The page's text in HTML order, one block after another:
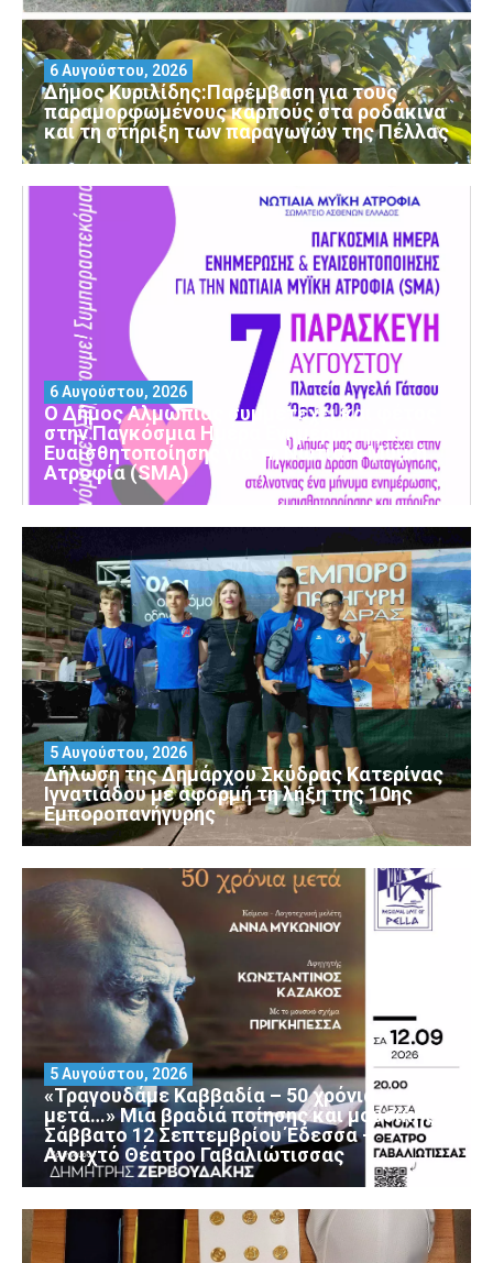
Δήμος Κυριλίδης:Παρέμβαση για τους
παραμορφωμένους καρπούς στα ροδάκινα
και τη στήριξη των παραγωγών της Πέλλας
6 Αυγούστου, 2026
Ο Δήμος Αλμωπίας συμμετέχει και φέτος
στην Παγκόσμια Ημέρα Ενημέρωσης και
Ευαισθητοποίησης για τη Νωτιαία Μυϊκή
Ατροφία (SMA)
6 Αυγούστου, 2026
Δήλωση της Δημάρχου Σκύδρας Κατερίνας
Ιγνατιάδου με αφορμή τη λήξη της 10ης
Εμποροπανήγυρης
5 Αυγούστου, 2026
«Τραγουδάμε Καββαδία – 50 χρόνια
μετά…» Μια βραδιά ποίησης και μουσικής
Σάββατο 12 Σεπτεμβρίου Έδεσσα –
Ανοιχτό Θέατρο Γαβαλιώτισσας
5 Αυγούστου, 2026